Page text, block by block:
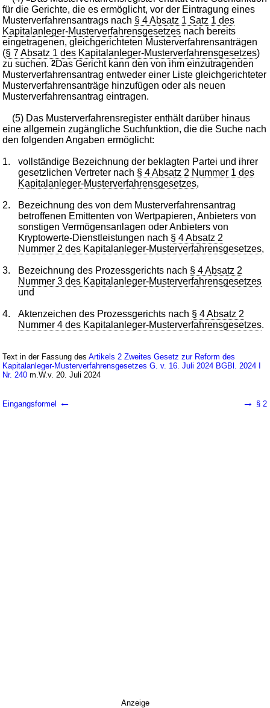
für die Gerichte, die es ermöglicht, vor der Eintragung eines
Musterverfahrensantrags nach § 4 Absatz 1 Satz 1 des
Kapitalanleger-Musterverfahrensgesetzes nach bereits
eingetragenen, gleichgerichteten Musterverfahrensanträgen
(§ 7 Absatz 1 des Kapitalanleger-Musterverfahrensgesetzes)
zu suchen.2Das Gericht kann den von ihm einzutragenden
Musterverfahrensantrag entweder einer Liste gleichgerichteter
Musterverfahrensanträge hinzufügen oder als neuen
Musterverfahrensantrag eintragen.
(5) Das Musterverfahrensregister enthält darüber hinaus
eine allgemein zugängliche Suchfunktion, die die Suche nach
den folgenden Angaben ermöglicht:
1.
vollständige Bezeichnung der beklagten Partei und ihrer
gesetzlichen Vertreter nach § 4 Absatz 2 Nummer 1 des
Kapitalanleger-Musterverfahrensgesetzes,
2.
Bezeichnung des von dem Musterverfahrensantrag
betroffenen Emittenten von Wertpapieren, Anbieters von
sonstigen Vermögensanlagen oder Anbieters von
Kryptowerte-Dienstleistungen nach § 4 Absatz 2
Nummer 2 des Kapitalanleger-Musterverfahrensgesetzes,
3. Bezeichnung des Prozessgerichts nach § 4 Absatz 2
Nummer 3 des Kapitalanleger-Musterverfahrensgesetzes
und
4. Aktenzeichen des Prozessgerichts nach § 4 Absatz 2
Nummer 4 des Kapitalanleger-Musterverfahrensgesetzes.
Text in der Fassung desArtikels 2 Zweites Gesetz zur Reform des
Kapitalanleger-Musterverfahrensgesetzes G. v. 16. Juli 2024 BGBl. 2024 I
Nr. 240 m.W.v. 20. Juli 2024
Eingangsformel ← → § 2
Anzeige